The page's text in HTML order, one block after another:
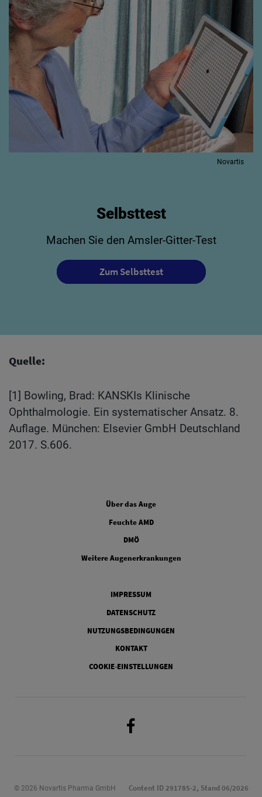
Novartis
Selbsttest
Machen Sie den Amsler-Gitter-Test
Zum Selbsttest
Quelle:
[1] Bowling, Brad: KANSKIs Klinische
Ophthalmologie. Ein systematischer Ansatz. 8.
Auflage. München: Elsevier GmbH Deutschland
2017. S.606.
Über das Auge
Feuchte AMD
DMÖ
Weitere Augenerkrankungen
IMPRESSUM
DATENSCHUTZ
NUTZUNGSBEDINGUNGEN
KONTAKT
COOKIE-EINSTELLUNGEN
© 2026 Novartis Pharma GmbH Content ID 291785-2, Stand 06/2026